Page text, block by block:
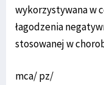
wykorzystywana w
łagodzenia
stosowanej w
mca/ pz/